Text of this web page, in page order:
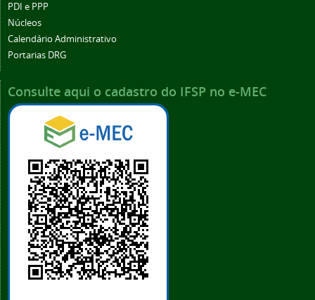
PDI e PPP
Núcleos
Calendário Administrativo
Portarias DRG
Consulte aqui o cadastro do IFSP no e-MEC